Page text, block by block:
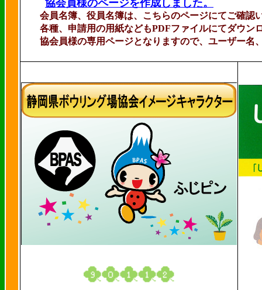
協会員様のページを作成しました。
会員名簿、役員名簿は、こちらのページにてご確認
各種、申請用の用紙などもPDFファイルにてダウン
協会員様の専用ページとなりますので、ユーザー名